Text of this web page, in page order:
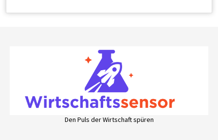
Den Puls der Wirtschaft spüren